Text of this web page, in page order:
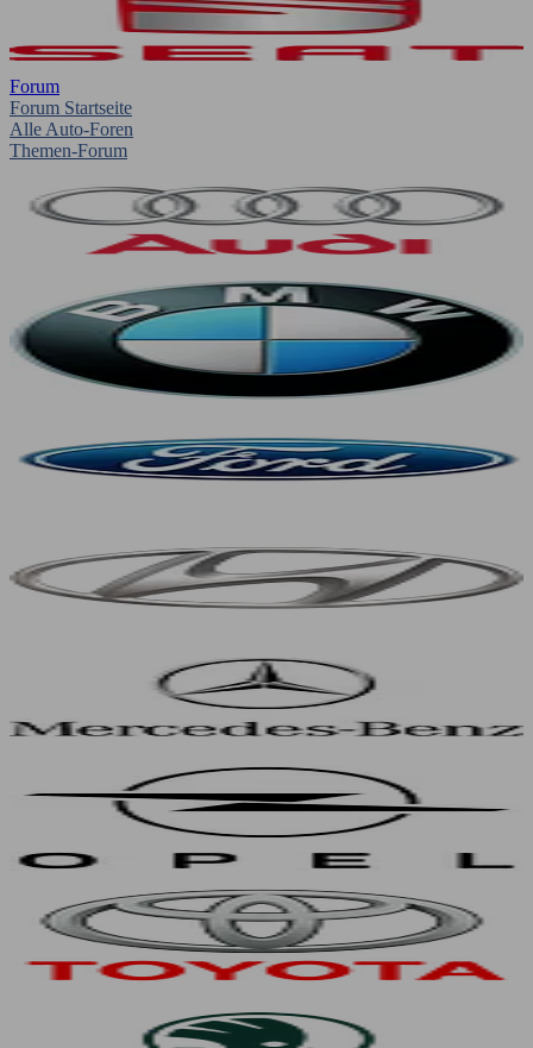
Forum
Forum Startseite
Alle Auto-Foren
Themen-Forum